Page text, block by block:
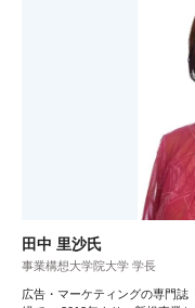
田中 里沙氏
事業構想大学院大学 学長
広告・マーケティングの専門誌